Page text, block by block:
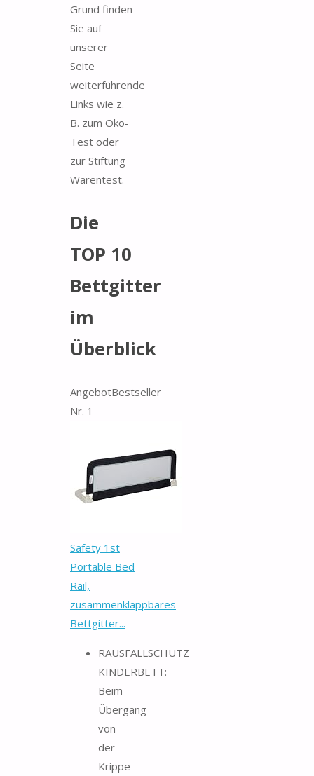
Grund finden
Sie auf
unserer
Seite
weiterführende
Links wie z.
B. zum Öko-
Test oder
zur Stiftung
Warentest.
Die
TOP 10
Bettgitter
im
Überblick
AngebotBestseller
Nr. 1
Safety 1st
Portable Bed
Rail,
zusammenklappbares
Bettgitter...
RAUSFALLSCHUTZ
KINDERBETT:
Beim
Übergang
von
der
Krippe